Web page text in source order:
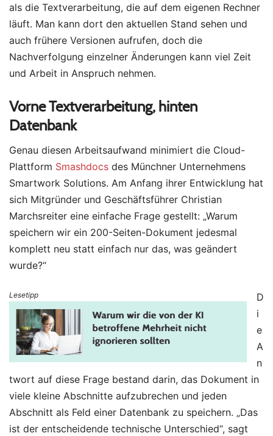
als die Textverarbeitung, die auf dem eigenen Rechner
läuft. Man kann dort den aktuellen Stand sehen und
auch frühere Versionen aufrufen, doch die
Nachverfolgung einzelner Änderungen kann viel Zeit
und Arbeit in Anspruch nehmen.
Vorne Textverarbeitung, hinten
Datenbank
Genau diesen Arbeitsaufwand minimiert die Cloud-
Plattform Smashdocs des Münchner Unternehmens
Smartwork Solutions. Am Anfang ihrer Entwicklung hat
sich Mitgründer und Geschäftsführer Christian
Marchsreiter eine einfache Frage gestellt: „Warum
speichern wir ein 200-Seiten-Dokument jedesmal
komplett neu statt einfach nur das, was geändert
wurde?“
Lesetipp
D
i
e
A
n
twort auf diese Frage bestand darin, das Dokument in
viele kleine Abschnitte aufzubrechen und jeden
Abschnitt als Feld einer Datenbank zu speichern. „Das
ist der entscheidende technische Unterschied“, sagt